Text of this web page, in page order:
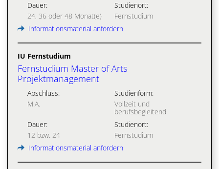
Dauer:
24, 36 oder 48 Monat(e)
Studienort:
Fernstudium
Informationsmaterial anfordern
IU Fernstudium
Fernstudium Master of Arts
Projektmanagement
Abschluss:
M.A.
Studienform:
Vollzeit und
berufsbegleitend
Dauer:
12 bzw. 24
Studienort:
Fernstudium
Informationsmaterial anfordern